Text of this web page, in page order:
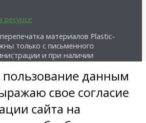
данным
свое согласие
сайта на
ресурсе
материалов Plastic-
только с письменного
и при наличии
источник.